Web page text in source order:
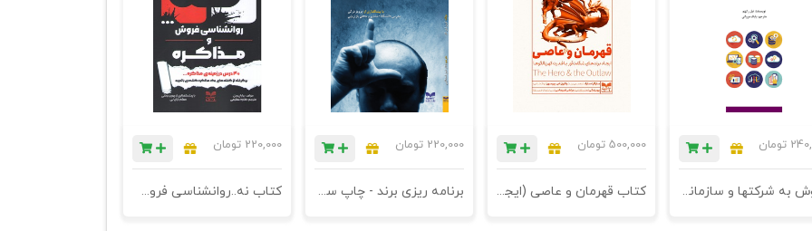
تومان
فروش به شرکتها و سازمانها - چاپ دوم
500,000 تومان
کتاب قهرمان و عاصی (ایجاد برندهای شگفت‌آور با قدرت کهن‌الگوها) - چاپ سوم
220,000 تومان
برنامه ریزی برند - چاپ سوم
220,000 تومان
کتاب نه..روانشناسی فروش و مذاکره - چاپ سوم - 40درس در زمینه‌ی مذاکره... بر گرفته از گفته‌های یک مذاکره کننده‌ی با تجربه